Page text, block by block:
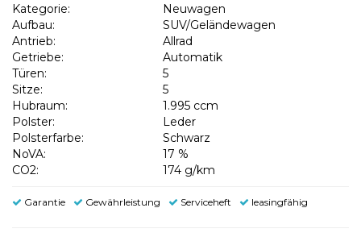
Kategorie:
Neuwagen
Aufbau:
SUV/Geländewagen
Antrieb:
Allrad
Getriebe:
Automatik
Türen:
5
Sitze:
5
Hubraum:
1.995 ccm
Polster:
Leder
Polsterfarbe:
Schwarz
NoVA:
17 %
CO2:
174 g/km
Garantie Gewährleistung Serviceheft leasingfähig